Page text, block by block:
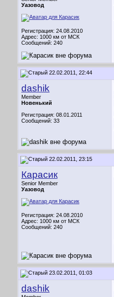
Уазовод
Регистрация: 24.08.2010
Адрес: 1000 км от МСК
Сообщений: 240
22.02.2011, 22:44
dashik
Member
Новенький
Регистрация: 08.01.2011
Сообщений: 33
22.02.2011, 23:15
Карасик
Senior Member
Уазовод
Регистрация: 24.08.2010
Адрес: 1000 км от МСК
Сообщений: 240
23.02.2011, 01:03
dashik